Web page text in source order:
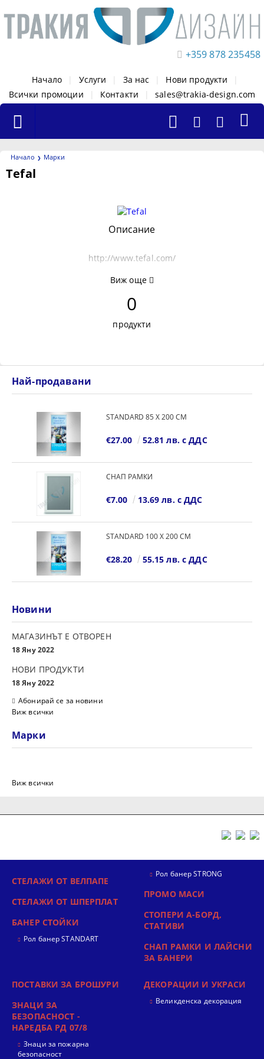
+359 878 235458
Начало Услуги За нас Нови продукти
Всички промоции
Контакти sales@trakia-design.com
Начало Марки
Tefal
Описание
http://www.tefal.com/
Виж още
0
продукти
Най-продавани
STANDARD 85 Х 200 СМ
€27.00 52.81 лв. с ДДС
СНАП РАМКИ
€7.00 13.69 лв. с ДДС
STANDARD 100 Х 200 СМ
€28.20 55.15 лв. с ДДС
Новини
МАГАЗИНЪТ Е ОТВОРЕН
18 Яну 2022
НОВИ ПРОДУКТИ
18 Яну 2022
Абонирай се за новини
Виж всички
Марки
Виж всички
СТЕЛАЖИ ОТ ВЕЛПАПЕ
СТЕЛАЖИ ОТ ШПЕРПЛАТ
БАНЕР СТОЙКИ
Рол банер STANDART
Рол банер STRONG
ПРОМО МАСИ
СТОПЕРИ А-БОРД,
СТАТИВИ
СНАП РАМКИ И ЛАЙСНИ
ЗА БАНЕРИ
ПОСТАВКИ ЗА БРОШУРИ
ЗНАЦИ ЗА
БЕЗОПАСНОСТ -
НАРЕДБА РД 07/8
Знаци за пожарна
безопасност
ДЕКОРАЦИИ И УКРАСИ
Великденска декорация